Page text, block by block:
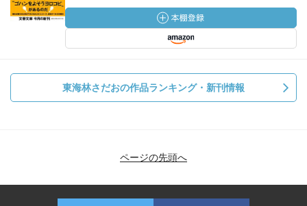
東海林さだおの作品ランキング・新刊情報
ページの先頭へ